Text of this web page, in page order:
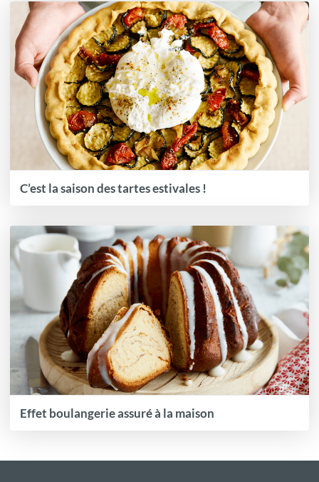
C’est la saison des tartes estivales !
Effet boulangerie assuré à la maison